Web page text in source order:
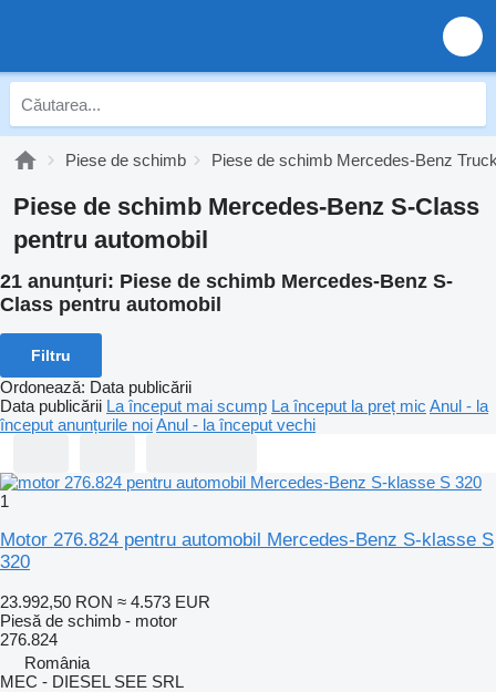
Piese de schimb Piese de schimb Mercedes-Benz
Piese de schimb Mercedes-Benz S-Class
pentru automobil
21 anunțuri: Piese de schimb Mercedes-Benz S-
Class pentru automobil
Filtru
Ordonează: Data publicării
Data publicării La început mai scump La început la preț mic Anul - la
început anunțurile noiAnul - la început vechi
1
Motor 276.824 pentru automobil Mercedes-Benz S-klasse S
320
23.992,50 RON ≈ 4.573 EUR
Piesă de schimb - motor
276.824
România
MEC - DIESEL SEE SRL